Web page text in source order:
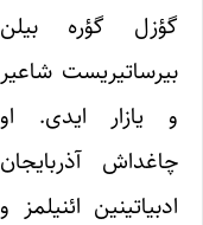
گؤزل گؤره بیلن
بیرساتیریست شاعیر
و یازار ایدی. او
چاغداش آذربایجان
ادبیاتینین ائنیلمز و